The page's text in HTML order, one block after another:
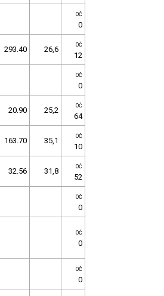
OČ
0
293.40 26,6 OČ
12
OČ
0
20.90 25,2 OČ
64
163.70 35,1 OČ
10
32.56 31,8 OČ
52
OČ
0
OČ
0
OČ
0